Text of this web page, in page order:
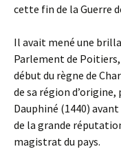
cette fin de la Guerre
Il avait mené une
Parlement de Poitiers,
début du règne de
de sa région
Dauphiné (1440)
de la grande
magistrat du pays.